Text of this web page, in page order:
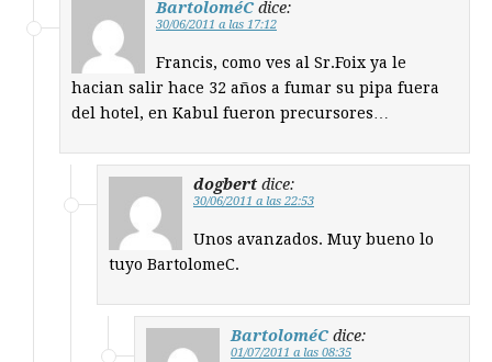
BartoloméC dice:
30/06/2011 a las 17:12
Francis, como ves al Sr.Foix ya le
hacian salir hace 32 años a fumar su pipa fuera
del hotel, en Kabul fueron precursores…
dogbert dice:
30/06/2011 a las 22:53
Unos avanzados. Muy bueno lo
tuyo BartolomeC.
BartoloméC dice:
01/07/2011 a las 08:35